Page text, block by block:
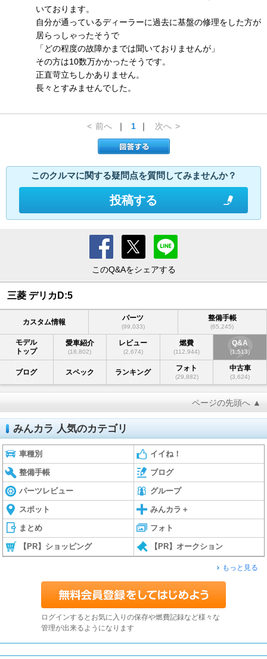
いております。
自分が通っているディーラーに過去に基盤の修理をした方が
居らっしゃったそうで
「どの程度の故障かまでは聞いておりませんが」
その方は10数万かかったそうです。
正直苛立ちしかありません。
長々とすみませんでした。
< 前へ ｜ 1 ｜ 次へ >
このクルマに関する疑問点を質問してみませんか？
投稿する
このQ&Aをシェアする
三菱 デリカD:5
カスタム情報 パーツ
(99,033)
整備手帳
(65,245)
モデル
トップ
愛車紹介
(18,802)
レビュー
(2,674)
燃費
(112,944)
Q&A
(1,513)
ブログ スペック ランキング フォト
(29,882)
中古車
(3,624)
ページの先頭へ ▲
みんカラ 人気のカテゴリ
車種別 イイね！
整備手帳 ブログ
パーツレビュー グループ
スポット みんカラ＋
まとめ フォト
【PR】ショッピング 【PR】オークション
もっと見る
ログインするとお気に入りの保存や燃費記録など様々な
管理が出来るようになります